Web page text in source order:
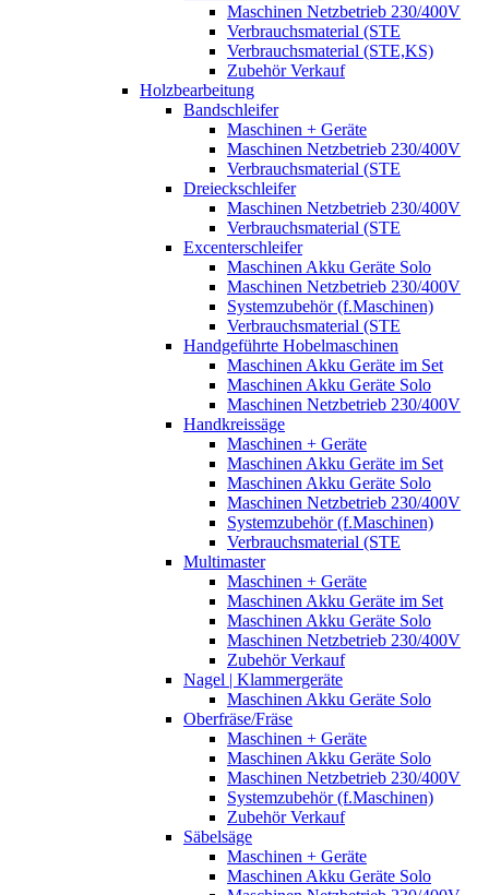
Maschinen Netzbetrieb 230/400V
Verbrauchsmaterial (STE
Verbrauchsmaterial (STE,KS)
Zubehör Verkauf
Holzbearbeitung
Bandschleifer
Maschinen + Geräte
Maschinen Netzbetrieb 230/400V
Verbrauchsmaterial (STE
Dreieckschleifer
Maschinen Netzbetrieb 230/400V
Verbrauchsmaterial (STE
Excenterschleifer
Maschinen Akku Geräte Solo
Maschinen Netzbetrieb 230/400V
Systemzubehör (f.Maschinen)
Verbrauchsmaterial (STE
Handgeführte Hobelmaschinen
Maschinen Akku Geräte im Set
Maschinen Akku Geräte Solo
Maschinen Netzbetrieb 230/400V
Handkreissäge
Maschinen + Geräte
Maschinen Akku Geräte im Set
Maschinen Akku Geräte Solo
Maschinen Netzbetrieb 230/400V
Systemzubehör (f.Maschinen)
Verbrauchsmaterial (STE
Multimaster
Maschinen + Geräte
Maschinen Akku Geräte im Set
Maschinen Akku Geräte Solo
Maschinen Netzbetrieb 230/400V
Zubehör Verkauf
Nagel | Klammergeräte
Maschinen Akku Geräte Solo
Oberfräse/Fräse
Maschinen + Geräte
Maschinen Akku Geräte Solo
Maschinen Netzbetrieb 230/400V
Systemzubehör (f.Maschinen)
Zubehör Verkauf
Säbelsäge
Maschinen + Geräte
Maschinen Akku Geräte Solo